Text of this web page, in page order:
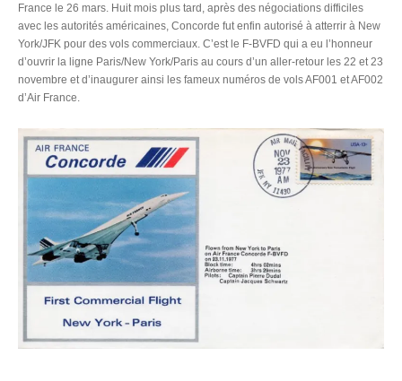
France le 26 mars. Huit mois plus tard, après des négociations difficiles
avec les autorités américaines, Concorde fut enfin autorisé à atterrir à New
York/JFK pour des vols commerciaux. C’est le F-BVFD qui a eu l’honneur
d’ouvrir la ligne Paris/New York/Paris au cours d’un aller-retour les 22 et 23
novembre et d’inaugurer ainsi les fameux numéros de vols AF001 et AF002
d’Air France.